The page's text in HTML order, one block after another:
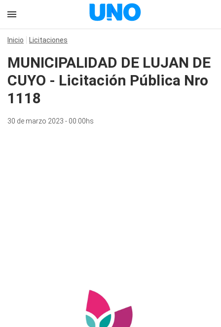
Inicio Licitaciones
MUNICIPALIDAD DE LUJAN DE
CUYO - Licitación Pública Nro
1118
30 de marzo 2023 - 00:00hs